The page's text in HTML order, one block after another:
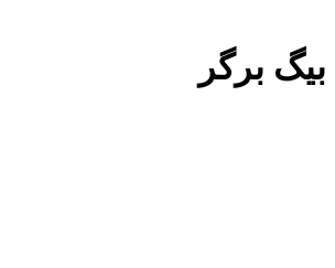
بیگ برگر